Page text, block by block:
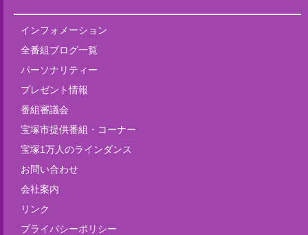
インフォメーション
全番組ブログ一覧
パーソナリティー
プレゼント情報
番組審議会
宝塚市提供番組・コーナー
宝塚1万人のラインダンス
お問い合わせ
会社案内
リンク
プライバシーポリシー